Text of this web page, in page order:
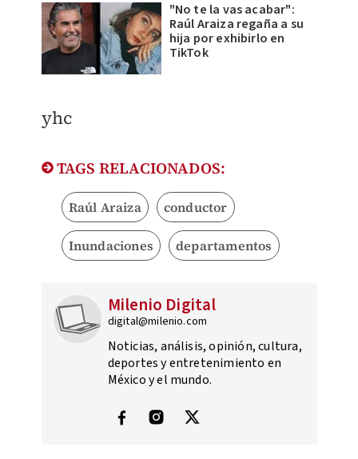
"No te la vas acabar":
Raúl Araiza regaña a su
hija por exhibirlo en
TikTok
yhc​​
TAGS RELACIONADOS:
Raúl Araiza conductor
Inundaciones departamentos
Milenio Digital
digital@milenio.com
Noticias, análisis, opinión, cultura,
deportes y entretenimiento en
México y el mundo.